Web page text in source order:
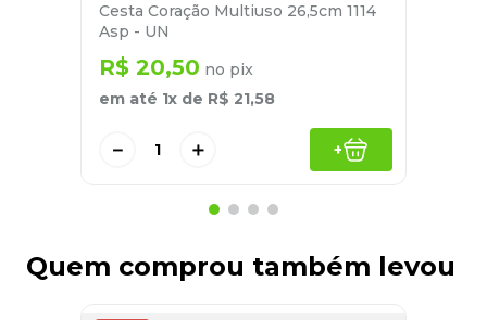
Cesta Coração Multiuso 26,5cm 1114
Asp - UN
R$ 20,50 no pix
em até 1x de R$ 21,58
＋
－ +
Quem comprou também levou